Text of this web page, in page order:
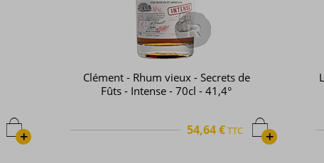
+
Clément - Rhum vieux - Secrets de
Fûts - Intense - 70cl - 41,4°
+
54,64 €TTC